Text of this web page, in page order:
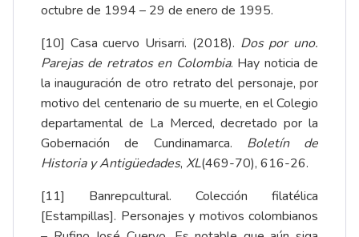
octubre de 1994 – 29 de enero de 1995.
[10] Casa cuervo Urisarri. (2018). Dos por uno.
Parejas de retratos en Colombia. Hay noticia de
la inauguración de otro retrato del personaje, por
motivo del centenario de su muerte, en el Colegio
departamental de La Merced, decretado por la
Gobernación de Cundinamarca. Boletín de
Historia y Antigüedades, XL(469-70), 616-26.
[11] Banrepcultural. Colección filatélica
[Estampillas]. Personajes y motivos colombianos